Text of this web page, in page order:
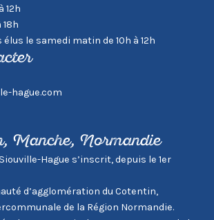
12h
18h
le samedi matin de 10h à 12h
hague.com
Manche, Normandie
Hague s’inscrit, depuis le 1er
d’agglomération du Cotentin,
de la Région Normandie.